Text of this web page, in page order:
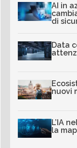
AI in
di
Data
nuovi
L’IA
la